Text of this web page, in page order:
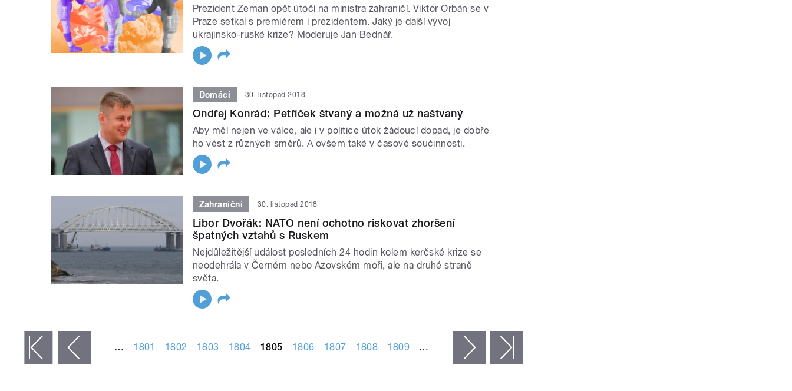
Prezident Zeman opět útočí na ministra zahraničí. Viktor Orbán se v
Praze setkal s premiérem i prezidentem. Jaký je další vývoj
ukrajinsko-ruské krize? Moderuje Jan Bednář.
Domácí 30. listopad 2018
Ondřej Konrád: Petříček štvaný a možná už naštvaný
Aby měl nejen ve válce, ale i v politice útok žádoucí dopad, je dobře
ho vést z různých směrů. A ovšem také v časové součinnosti.
Zahraniční 30. listopad 2018
Libor Dvořák: NATO není ochotno riskovat zhoršení
špatných vztahů s Ruskem
Nejdůležitější událost posledních 24 hodin kolem kerčské krize se
neodehrála v Černém nebo Azovském moři, ale na druhé straně
světa.
‹ předchozí … 1801 1802 1803 1804 1805 1806 1807 1808 1809 … následující ›